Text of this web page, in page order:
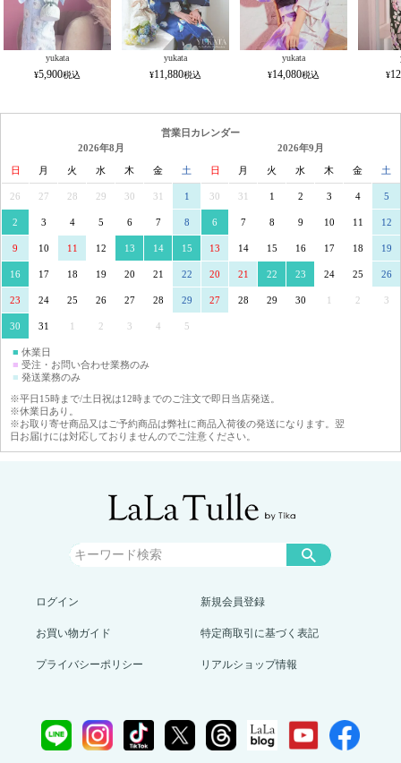
yukata
5,900
yukata
11,880
yukata
14,080
営業日カレンダー
2026年8月
日 月 火 水 木 金 土
26 27 28 29 30 31 1
2 3 4 5 6 7 8
9 10 11 12 13 14 15
16 17 18 19 20 21 22
23 24 25 26 27 28 29
30 31 1 2 3 4 5
2026年9月
日 月 火 水 木 金 土
30 31 1 2 3 4 5
6 7 8 9 10 11 12
13 14 15 16 17 18 19
20 21 22 23 24 25 26
27 28 29 30 1 2 3
■ 休業日
■ 受注・お問い合わせ業務のみ
■ 発送業務のみ
※平日15時まで/土日祝は12時までのご注文で即日当店発送。
※休業日あり。
※お取り寄せ商品又はご予約商品は弊社に商品入荷後の発送になります。翌
日お届けには対応しておりませんのでご注意ください。
ログイン 新規会員登録
お買い物ガイド 特定商取引に基づく表記
プライバシーポリシー リアルショップ情報